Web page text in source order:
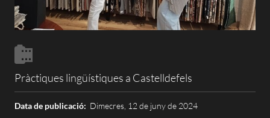
Pràctiques lingüístiques a Castelldefels
Data de publicació: Dimecres, 12 de juny de 2024